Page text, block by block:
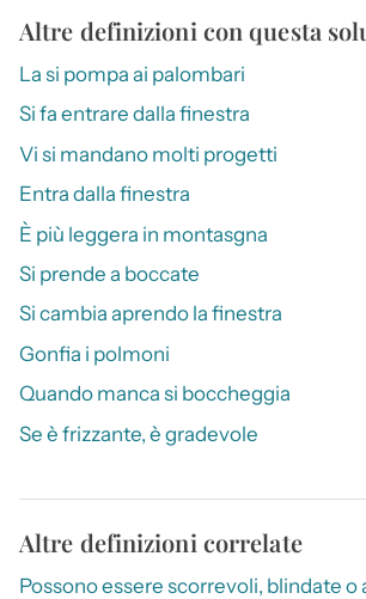
Altre definizioni con questa
La si pompa ai palombari
Si fa entrare dalla finestra
Vi si mandano molti progetti
Entra dalla finestra
È più leggera in montasgna
Si prende a boccate
Si cambia aprendo la finestra
Gonfia i polmoni
Quando manca si boccheggia
Se è frizzante, è gradevole
Altre definizioni correlate
Possono essere scorrevoli, blindate